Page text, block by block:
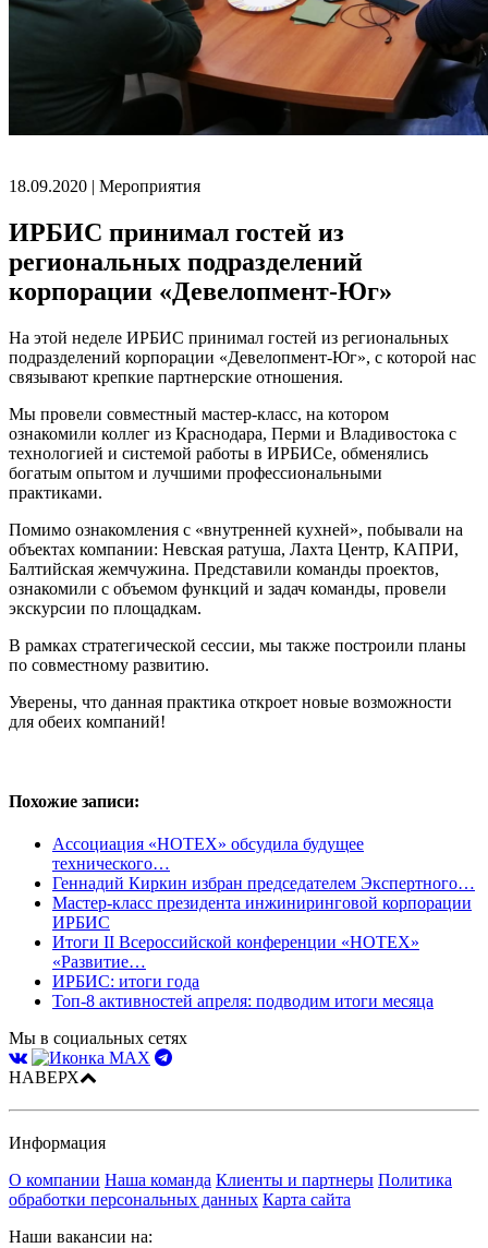
18.09.2020 | Мероприятия
ИРБИС принимал гостей из
региональных подразделений
корпорации «Девелопмент-Юг»
На этой неделе ИРБИС принимал гостей из региональных
подразделений корпорации «Девелопмент-Юг», с которой нас
связывают крепкие партнерские отношения.
Мы провели совместный мастер-класс, на котором
ознакомили коллег из Краснодара, Перми и Владивостока с
технологией и системой работы в ИРБИСе, обменялись
богатым опытом и лучшими профессиональными
практиками.
Помимо ознакомления с «внутренней кухней», побывали на
объектах компании: Невская ратуша, Лахта Центр, КАПРИ,
Балтийская жемчужина. Представили команды проектов,
ознакомили с объемом функций и задач команды, провели
экскурсии по площадкам.
В рамках стратегической сессии, мы также построили планы
по совместному развитию.
Уверены, что данная практика откроет новые возможности
для обеих компаний!
Похожие записи:
Ассоциация «НОТЕХ» обсудила будущее
технического…
Геннадий Киркин избран председателем Экспертного…
Мастер-класс президента инжиниринговой корпорации
ИРБИС
Итоги II Всероссийской конференции «НОТЕХ»
«Развитие…
ИРБИС: итоги года
Топ-8 активностей апреля: подводим итоги месяца
Мы в социальных сетях
НАВЕРХ
Информация
О компании Наша команда Клиенты и партнеры Политика
обработки персональных данных Карта сайта
Наши вакансии на: